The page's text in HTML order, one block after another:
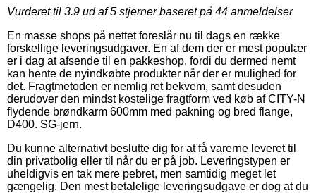
Vurderet til 3.9 ud af 5 stjerner baseret på 44 anmeldelser
En masse shops på nettet foreslår nu til dags en række
forskellige leveringsudgaver. En af dem der er mest populær
er i dag at afsende til en pakkeshop, fordi du dermed nemt
kan hente de nyindkøbte produkter når der er mulighed for
det. Fragtmetoden er nemlig ret bekvem, samt desuden
derudover den mindst kostelige fragtform ved køb af CITY-N
flydende brøndkarm 600mm med pakning og bred flange,
D400. SG-jern.
Du kunne alternativt beslutte dig for at få varerne leveret til
din privatbolig eller til når du er på job. Leveringstypen er
uheldigvis en tak mere pebret, men samtidig meget let
gængelig. Den mest betalelige leveringsudgave er dog at du